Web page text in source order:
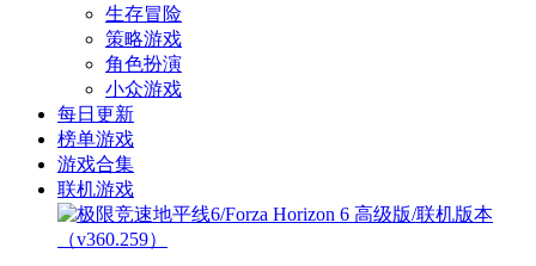
生存冒险
策略游戏
角色扮演
小众游戏
每日更新
榜单游戏
游戏合集
联机游戏